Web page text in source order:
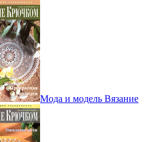
Мода и модель Вязание